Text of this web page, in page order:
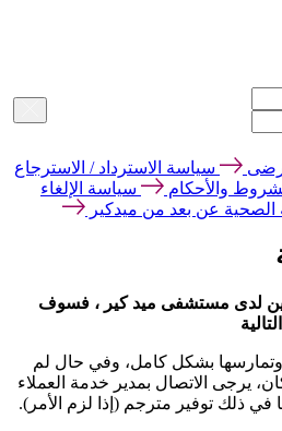
سياسة الاسترداد / الاسترجاع
والأحكام
سياسة الإلغاء
الصحية عن بعد من ميدكير
لدى مستشفى ميد كير ، فسوف
بشكل كامل، وفي حال لم
يرجى الاتصال بمدير خدمة العملاء
ذلك توفير مترجم (إذا لزم الأمر).